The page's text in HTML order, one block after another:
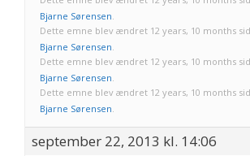
Bjarne Sørensen.
Dette emne blev ændret 12 years, 10 months
Bjarne Sørensen.
Dette emne blev ændret 12 years, 10 months
Bjarne Sørensen.
Dette emne blev ændret 12 years, 10 months
Bjarne Sørensen.
september 22, 2013 kl. 14:06